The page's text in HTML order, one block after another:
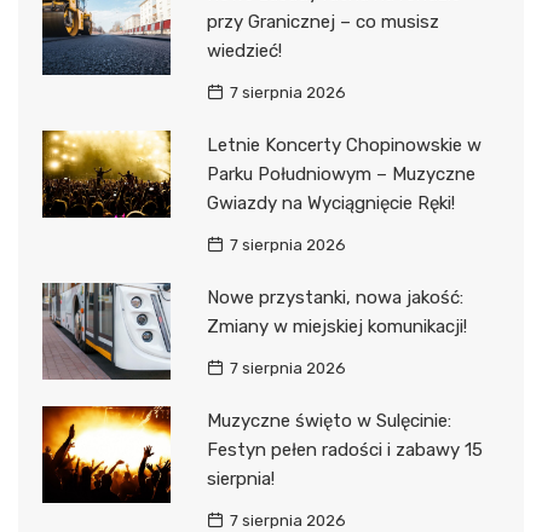
przy Granicznej – co musisz
wiedzieć!
7 sierpnia 2026
Letnie Koncerty Chopinowskie w
Parku Południowym – Muzyczne
Gwiazdy na Wyciągnięcie Ręki!
7 sierpnia 2026
Nowe przystanki, nowa jakość:
Zmiany w miejskiej komunikacji!
7 sierpnia 2026
Muzyczne święto w Sulęcinie:
Festyn pełen radości i zabawy 15
sierpnia!
7 sierpnia 2026